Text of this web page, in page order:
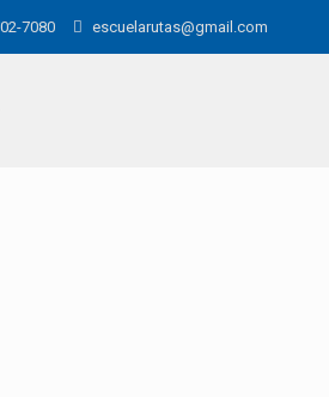
7080 escuelarutas@gmail.com